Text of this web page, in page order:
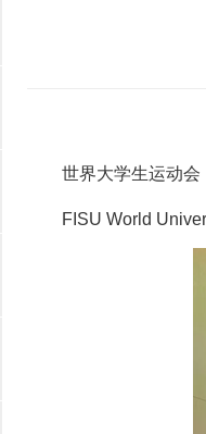
世界大学生运动会
FISU World